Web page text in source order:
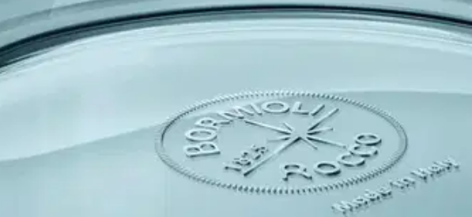
Toimitus
Alk. 0 €
tilauksille Postin pakettiautomaattiin tai